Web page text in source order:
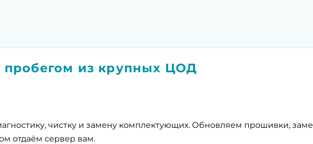
из крупных ЦОД
чистку и замену комплектующих. Обновляем прошивки,
отдаём сервер вам.